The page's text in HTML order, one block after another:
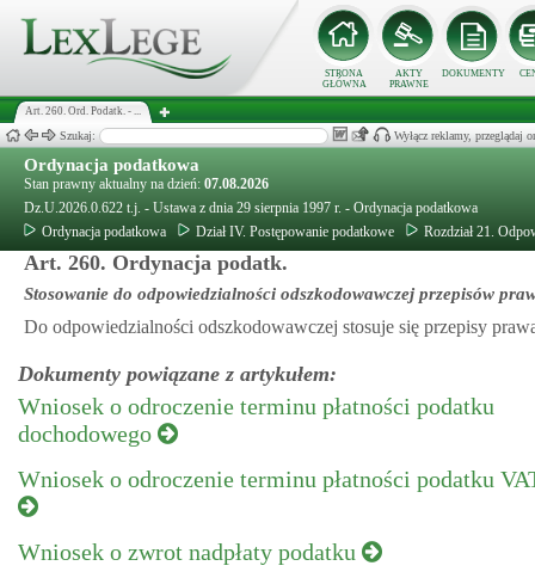
STRONA
GŁÓWNA
AKTY
PRAWNE
DOKUMENTY
Art. 260. Ord. Podatk. - ...
Szukaj: Wyłącz reklamy, przeglądaj
Ordynacja podatkowa
Stan prawny aktualny na dzień: 07.08.2026
Dz.U.2026.0.622 t.j. - Ustawa z dnia 29 sierpnia 1997 r. - Ordynacja podatkowa
Ordynacja podatkowa
Dział IV. Postępowanie podatkowe Rozdział 21.
Art. 260. Ordynacja podatk.
Stosowanie do odpowiedzialności odszkodowawczej przepisów
Do odpowiedzialności odszkodowawczej stosuje się przepisy
Dokumenty powiązane z artykułem:
Wniosek o odroczenie terminu płatności podatku
dochodowego
Wniosek o odroczenie terminu płatności podatku
Wniosek o zwrot nadpłaty podatku